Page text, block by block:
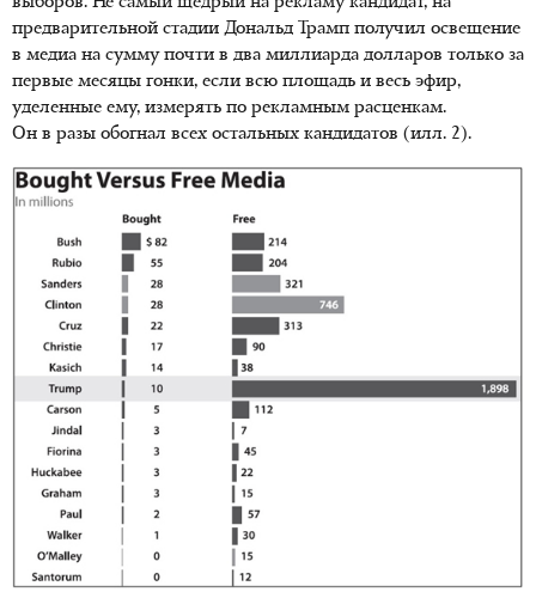
предварительной стадии Дональд Трамп получил освещение
в медиа на сумму почти в два миллиарда долларов только за
первые месяцы гонки, если всю площадь и весь эфир,
уделенные ему, измерять по рекламным расценкам.
Он в разы обогнал всех остальных кандидатов (илл. 2).